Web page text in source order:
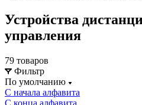
Устройства
управления
79 товаров
Фильтр
По умолчанию
С начала алфавита
С конца алфавита